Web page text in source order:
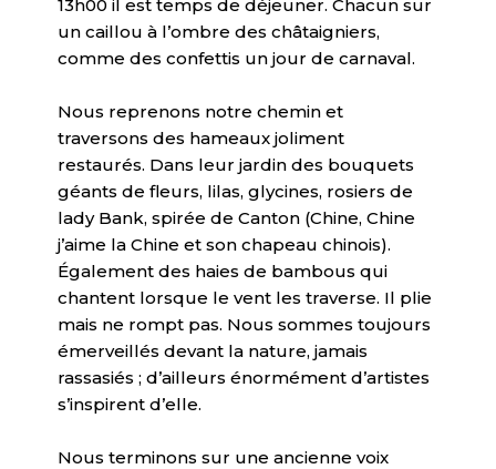
13h00 il est temps de déjeuner. Chacun sur
un caillou à l’ombre des châtaigniers,
comme des confettis un jour de carnaval.
Nous reprenons notre chemin et
traversons des hameaux joliment
restaurés. Dans leur jardin des bouquets
géants de fleurs, lilas, glycines, rosiers de
lady Bank, spirée de Canton (Chine, Chine
j’aime la Chine et son chapeau chinois).
Également des haies de bambous qui
chantent lorsque le vent les traverse. Il plie
mais ne rompt pas. Nous sommes toujours
émerveillés devant la nature, jamais
rassasiés ; d’ailleurs énormément d’artistes
s’inspirent d’elle.
Nous terminons sur une ancienne voix